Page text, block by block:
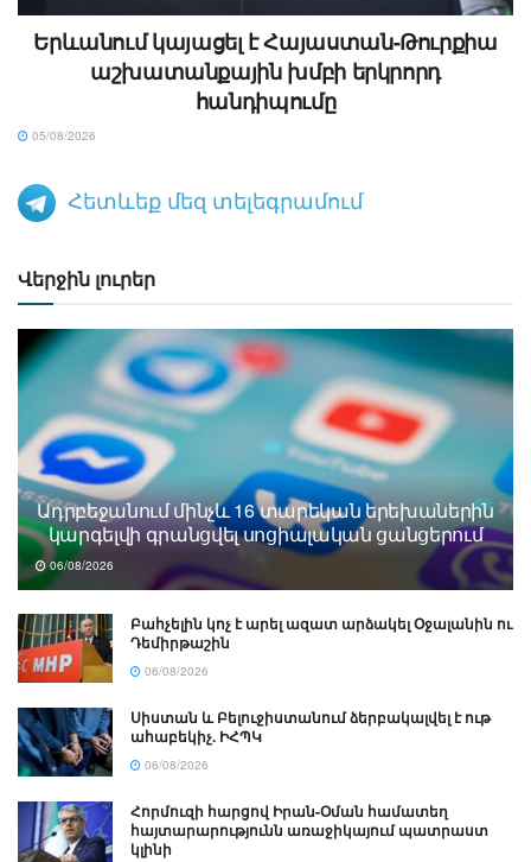
Երևանում կայացել է Հայաստան-Թուրքիա
աշխատանքային խմբի երկրորդ
հանդիպումը
05/08/2026
Հետևեք մեզ տելեգրամում
Վերջին լուրեր
Ադրբեջանում մինչև 16 տարեկան երեխաներին
կարգելվի գրանցվել սոցիալական ցանցերում
06/08/2026
Բահչելին կոչ է արել ազատ արձակել Օջալանին ու
Դեմիրթաշին
06/08/2026
Սիստան և Բելուջիստանում ձերբակալվել է ութ
ահաբեկիչ. ԻՀՊԿ
06/08/2026
Հորմուզի հարցով Իրան-Օման համատեղ
հայտարարությունն առաջիկայում պատրաստ
կլինի